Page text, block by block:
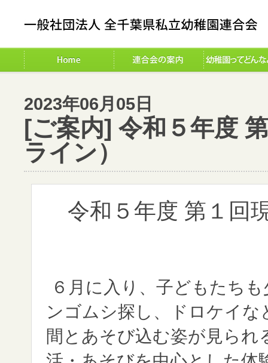
2023年06月05日
[ご案内] 令和５年度
ライン）
令和５年度 第１回
６月に入り、子どもたち
ンゴムシ探し、ドロケイ
間とあそび込む姿が見られ